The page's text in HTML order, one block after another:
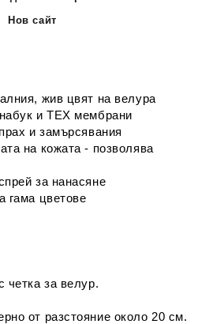
Нов сайт
жив цвят на велура
и TEX мембрани
и замърсявания
на кожата - позволява
за нанасяне
гама цветове
четка за велур.
от разстояние около 20 см.